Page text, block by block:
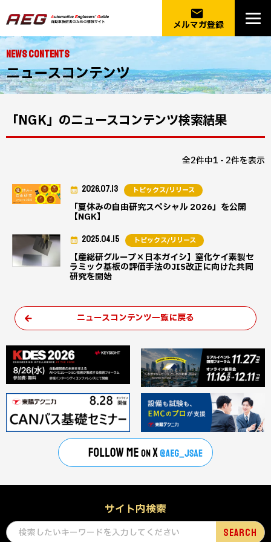
email
メルマガ登録
NEWS CONTENTS
ニュースコンテンツ
「NGK」のニュースコンテンツ検索結果
全2件中1 - 2件を表示
「夏休みの自由研究スペシャル 2026」を公開
【NGK】
2026.07.13 トピックス/リリース
【産総研グループ×日本ガイシ】窒化ケイ素製セ
ラミック基板の評価手法のJIS改正に向けた共同
研究を開始
2025.04.15 トピックス/リリース
ニュースコンテンツ一覧に戻る
サイト内検索